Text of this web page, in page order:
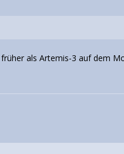
als Artemis-3 auf dem